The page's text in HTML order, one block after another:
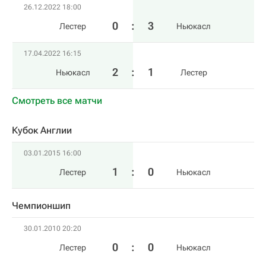
26.12.2022 18:00
Лестер 0 : 3 Ньюкасл
17.04.2022 16:15
Ньюкасл 2 : 1 Лестер
Смотреть все матчи
Кубок Англии
03.01.2015 16:00
Лестер 1 : 0 Ньюкасл
Чемпионшип
30.01.2010 20:20
Лестер 0 : 0 Ньюкасл